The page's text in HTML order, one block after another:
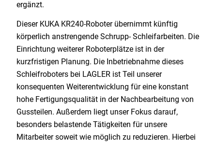
ergänzt.
Dieser KUKA KR240-Roboter übernimmt künftig
körperlich anstrengende Schrupp- Schleifarbeiten. Die
Einrichtung weiterer Roboterplätze ist in der
kurzfristigen Planung. Die Inbetriebnahme dieses
Schleifroboters bei LAGLER ist Teil unserer
konsequenten Weiterentwicklung für eine konstant
hohe Fertigungsqualität in der Nachbearbeitung von
Gussteilen. Außerdem liegt unser Fokus darauf,
besonders belastende Tätigkeiten für unsere
Mitarbeiter soweit wie möglich zu reduzieren. Hierbei